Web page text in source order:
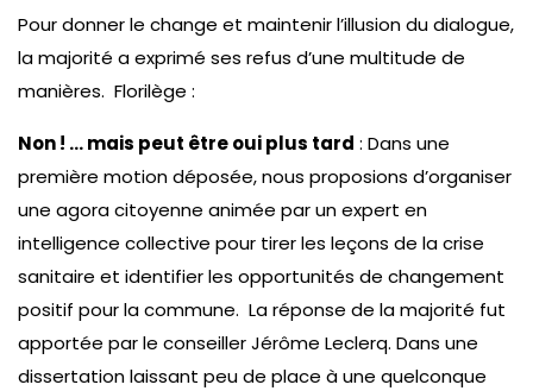
Pour donner le change et maintenir l’illusion du dialogue,
la majorité a exprimé ses refus d’une multitude de
manières. Florilège :
Non ! … mais peut être oui plus tard : Dans une
première motion déposée, nous proposions d’organiser
une agora citoyenne animée par un expert en
intelligence collective pour tirer les leçons de la crise
sanitaire et identifier les opportunités de changement
positif pour la commune. La réponse de la majorité fut
apportée par le conseiller Jérôme Leclerq. Dans une
dissertation laissant peu de place à une quelconque